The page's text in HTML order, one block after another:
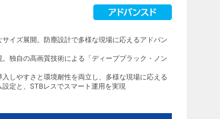
イズ展開。防塵設計で多様な現場に応えるアドバン
独自の高画質技術による「ディープブラック・ノン
しやすさと環境耐性を両立し、多様な現場に応える
定と、STBレスでスマート運用を実現